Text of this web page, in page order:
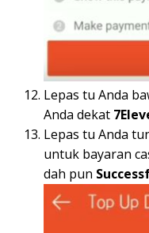
Lepas tu Anda
Anda dekat
Lepas tu Anda
untuk bayaran
dah pun